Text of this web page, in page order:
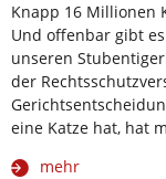
Knapp 16 Millionen
Und offenbar gibt
unseren
der
eine Katze hat, hat
mehr